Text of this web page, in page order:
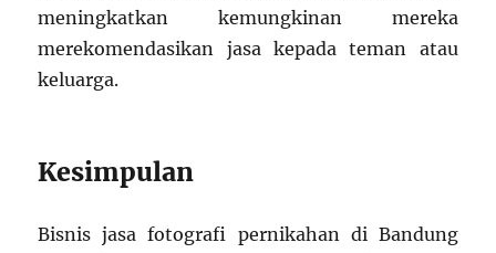
meningkatkan kemungkinan mereka
merekomendasikan jasa kepada teman atau
keluarga.
Kesimpulan
Bisnis jasa fotografi pernikahan di Bandung